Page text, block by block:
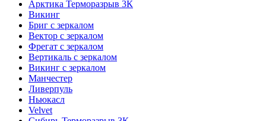
Арктика Терморазрыв 3К
Викинг
Бриг с зеркалом
Вектор с зеркалом
Фрегат с зеркалом
Вертикаль с зеркалом
Викинг с зеркалом
Манчестер
Ливерпуль
Ньюкасл
Velvet